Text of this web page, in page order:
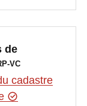
de
VC
cadastre